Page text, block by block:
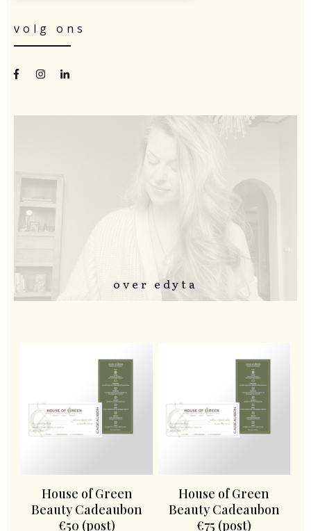
volg ons
over edyta
House of Green
Beauty Cadeaubon
€50 (post)
House of Green
Beauty Cadeaubon
€75 (post)